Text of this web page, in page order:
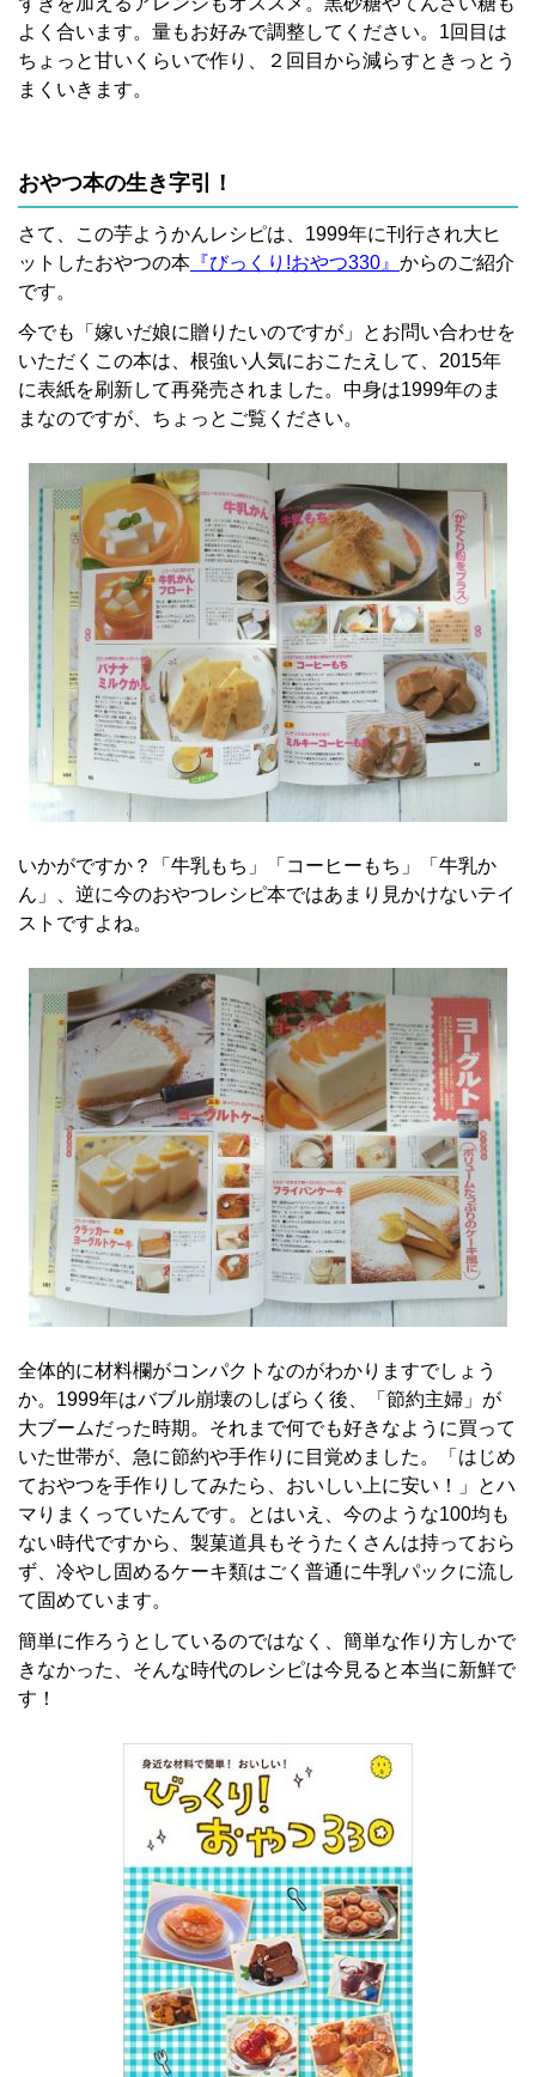
よく合います。量もお好みで調整してください。1回目は
ちょっと甘いくらいで作り、２回目から減らすときっとう
まくいきます。
おやつ本の生き字引！
さて、この芋ようかんレシピは、1999年に刊行され大ヒ
ットしたおやつの本 『びっくり!おやつ330』 からのご紹介
です。
今でも「嫁いだ娘に贈りたいのですが」とお問い合わせを
いただくこの本は、根強い人気におこたえして、2015年
に表紙を刷新して再発売されました。中身は1999年のま
まなのですが、ちょっとご覧ください。
いかがですか？「牛乳もち」「コーヒーもち」「牛乳か
ん」、逆に今のおやつレシピ本ではあまり見かけないテイ
ストですよね。
全体的に材料欄がコンパクトなのがわかりますでしょう
か。1999年はバブル崩壊のしばらく後、「節約主婦」が
大ブームだった時期。それまで何でも好きなように買って
いた世帯が、急に節約や手作りに目覚めました。「はじめ
ておやつを手作りしてみたら、おいしい上に安い！」とハ
マりまくっていたんです。とはいえ、今のような100均も
ない時代ですから、製菓道具もそうたくさんは持っておら
ず、冷やし固めるケーキ類はごく普通に牛乳パックに流し
て固めています。
簡単に作ろうとしているのではなく、簡単な作り方しかで
きなかった、そんな時代のレシピは今見ると本当に新鮮で
す！